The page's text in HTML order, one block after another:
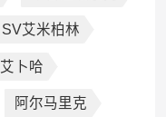
SV艾米柏林
艾卜哈
阿尔马里克